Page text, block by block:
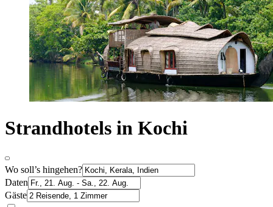
Strandhotels in Kochi
Wo soll’s hingehen?
Daten
Gäste